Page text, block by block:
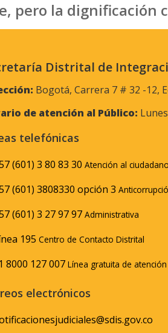
pero la dignificación
Distrital de
Bogotá, Carrera 7 # 32 -12,
de atención al Público:
telefónicas
(601) 3 80 83 30 Atención al
(601) 3808330 opción 3
(601) 3 27 97 97 Administrativa
195 Centro de Contacto Distrital
8000 127 007 Línea gratuita de
electrónicos